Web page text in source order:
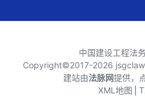
中国建设工程法
Copyright©2017-2026
建站由法脉网提供，
XML地图